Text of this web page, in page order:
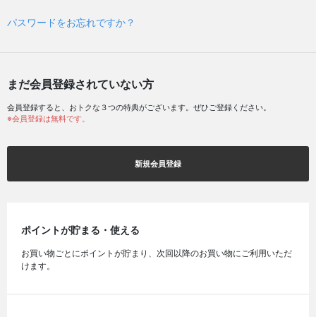
パスワードをお忘れですか？
まだ会員登録されていない方
会員登録すると、おトクな３つの特典がございます。ぜひご登録ください。
※会員登録は無料です。
新規会員登録
ポイントが貯まる・使える
お買い物ごとにポイントが貯まり、次回以降のお買い物にご利用いただ
けます。